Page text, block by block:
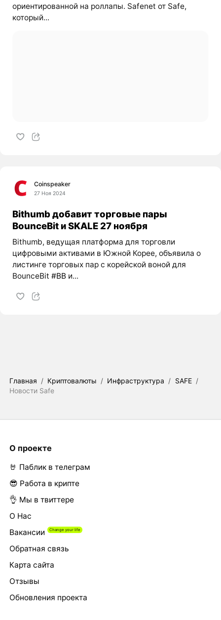
ориентированной на роллапы. Safenet от Safe,
который...
Coinspeaker
27 Ноя 2024
Bithumb добавит торговые пары
BounceBit и SKALE 27 ноября
Bithumb, ведущая платформа для торговли
цифровыми активами в Южной Корее, объявила о
листинге торговых пар с корейской воной для
BounceBit #BBи...
Главная / Криптовалюты / Инфраструктура / SAFE /
Новости Safe
О проекте
🤘 Паблик в телеграм
😎 Работа в крипте
👌 Мы в твиттере
О Нас
Вакансии
Обратная связь
Карта сайта
Отзывы
Обновления проекта